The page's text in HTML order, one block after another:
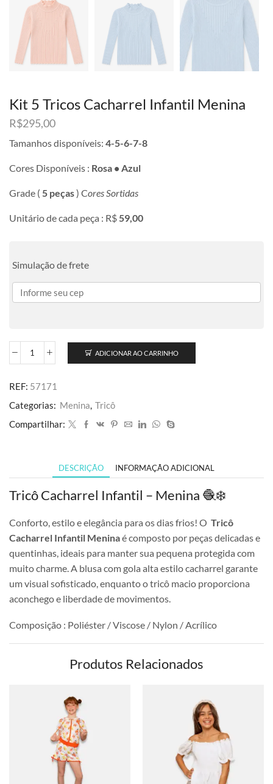
Kit 5 Tricos Cacharrel Infantil Menina
R$295,00
Tamanhos disponíveis: 4-5-6-7-8
Cores Disponíveis : Rosa • Azul
Grade ( 5 peças) Cores Sortidas
Unitário de cada peça : R$59,00
Simulação de frete
ADICIONAR AO CARRINHO
REF: 57171
Categorias: Menina, Tricô
Compartilhar:
DESCRIÇÃO INFORMAÇÃO ADICIONAL
Tricô Cacharrel Infantil – Menina 🧶❄️
Conforto, estilo e elegância para os dias frios! O Tricô
Cacharrel Infantil Meninaé composto por peças delicadas e
quentinhas, ideais para manter sua pequena protegida com
muito charme. A blusa com gola alta estilo cacharrel garante
um visual sofisticado, enquanto o tricô macio proporciona
aconchego e liberdade de movimentos.
Composição : Poliéster / Viscose / Nylon / Acrílico
Produtos Relacionados